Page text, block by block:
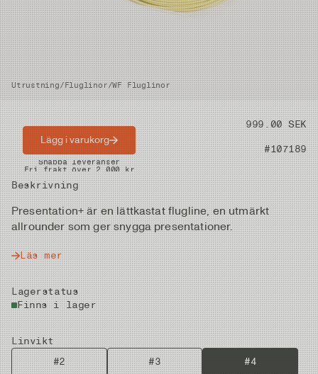
Utrustning/Fluglinor/WF Fluglinor
Pris 999.00 SEK
Artikelnummer #107189
Beskrivning
Presentation+ är en lättkastat flugline, en utmärkt
allrounder som ger snygga presentationer.
Läs mer
Lagerstatus
Finns i lager
Linvikt
#2
#3 #4
Lägg i varukorg
Snabba leveranser
Fri frakt över 2.000 kr
Fria returer på vadare